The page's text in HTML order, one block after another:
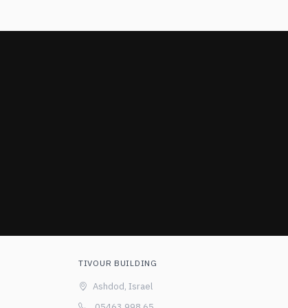
TIVOUR BUILDING
Ashdod, Israel